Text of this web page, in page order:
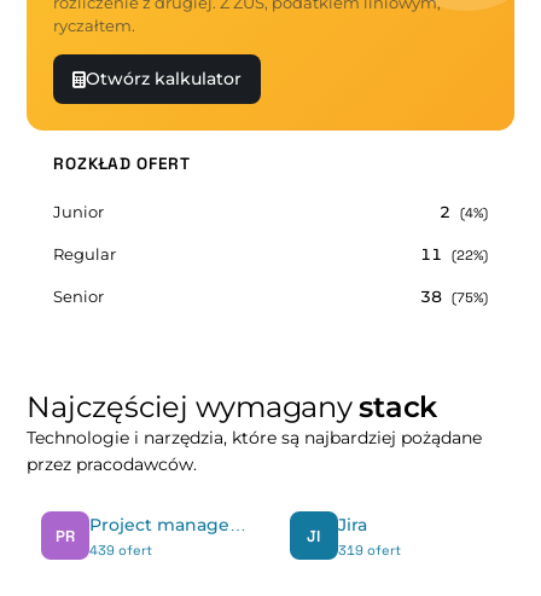
ryczałtem.
Otwórz kalkulator
ROZKŁAD OFERT
Junior 2 (4%)
Regular 11 (22%)
Senior 38 (75%)
Najczęściej wymaganystack
Technologie i narzędzia, które są najbardziej pożądane
przez pracodawców.
PR
439 ofert
JI
Jira
319 ofert